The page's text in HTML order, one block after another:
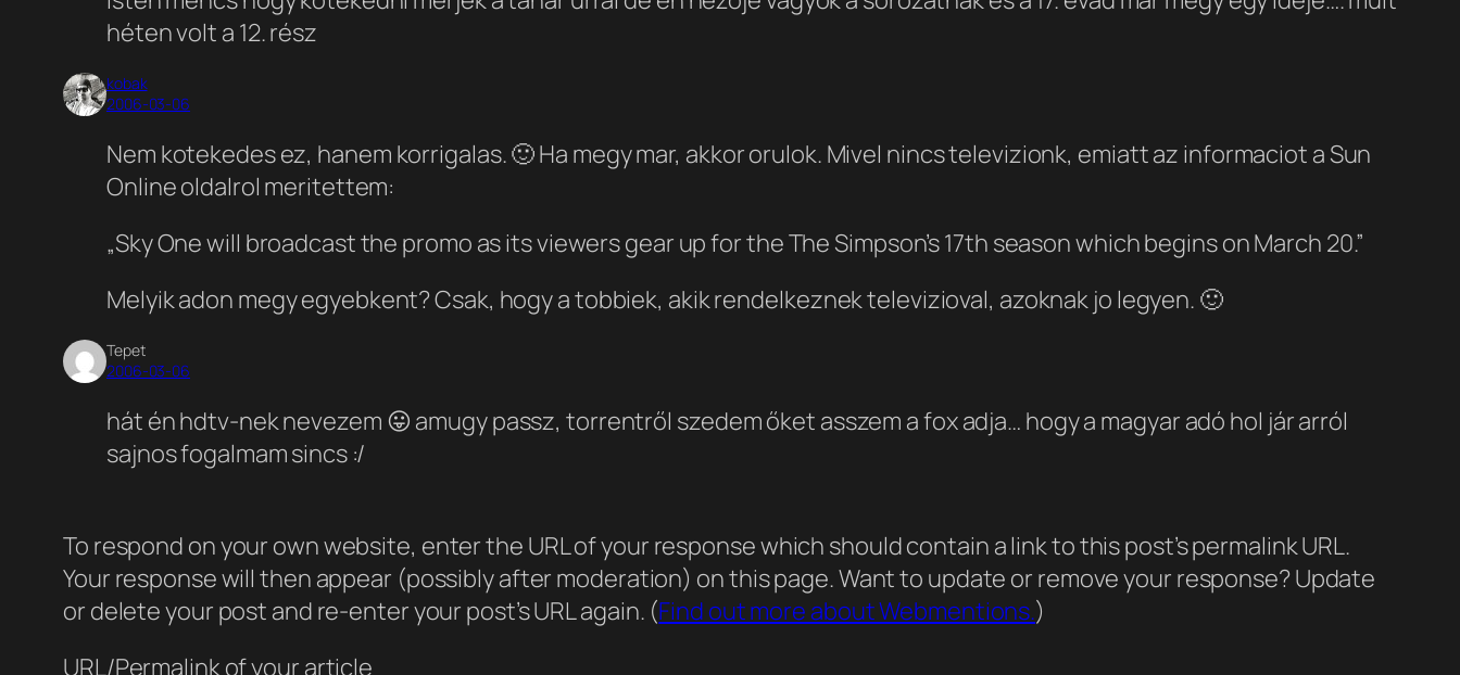
héten volt a 12. rész
kobak
2006-03-06
Nem kotekedes ez, hanem korrigalas. 🙂 Ha megy mar, akkor orulok. Mivel nincs televizionk, emiatt az informaciot a Sun
Online oldalrol meritettem:
„Sky One will broadcast the promo as its viewers gear up for the The Simpson’s 17th season which begins on March 20.”
Melyik adon megy egyebkent? Csak, hogy a tobbiek, akik rendelkeznek televizioval, azoknak jo legyen. 🙂
Tepet
2006-03-06
hát én hdtv-nek nevezem 😛 amugy passz, torrentről szedem őket asszem a fox adja… hogy a magyar adó hol jár arról
sajnos fogalmam sincs :/
To respond on your own website, enter the URL of your response which should contain a link to this post’s permalink URL.
Your response will then appear (possibly after moderation) on this page. Want to update or remove your response? Update
or delete your post and re-enter your post’s URL again. (Find out more about Webmentions.)
URL/Permalink of your article